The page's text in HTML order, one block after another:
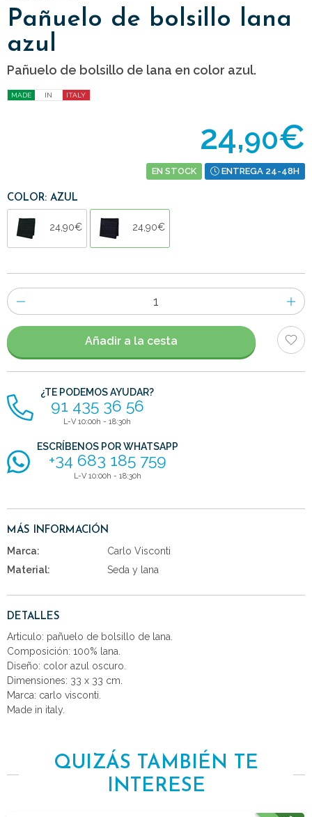
Pañuelo de bolsillo lana
azul
Pañuelo de bolsillo de lana en color azul.
MADE IN ITALY
24,90€
EN STOCK ENTREGA 24-48H
COLOR: AZUL
24,90€ 24,90€
Número
de
artículos
Añadir a la cesta
¿TE PODEMOS AYUDAR?
91 435 36 56
L-V 10:00h - 18:30h
ESCRÍBENOS POR WHATSAPP
+34 683 185 759
L-V 10:00h - 18:30h
MÁS INFORMACIÓN
Marca:
Carlo Visconti
Material:
Seda y lana
DETALLES
Articulo: pañuelo de bolsillo de lana.
Composición: 100% lana.
Diseño: color azul oscuro.
Dimensiones: 33 x 33 cm.
Marca: carlo visconti.
Made in italy.
QUIZÁS TAMBIÉN TE
INTERESE